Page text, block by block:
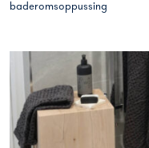
baderomsoppussing